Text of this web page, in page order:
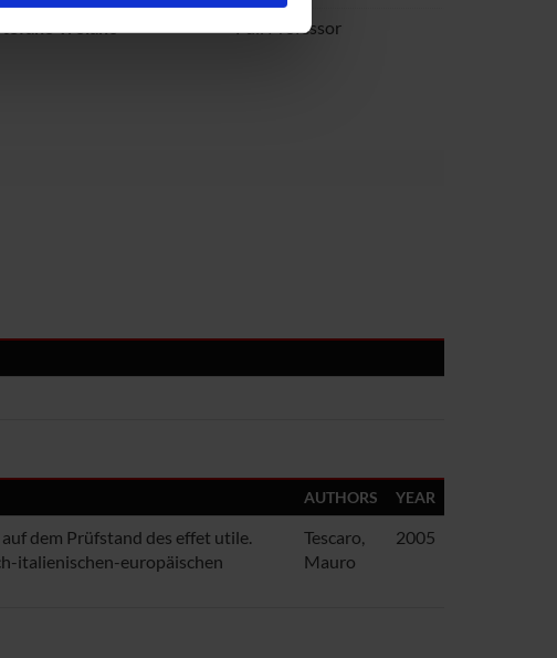
Troiano Full Professor
AUTHORS YEAR
dem Prüfstand des effet utile.
italienischen-europäischen
Tescaro,
Mauro
2005